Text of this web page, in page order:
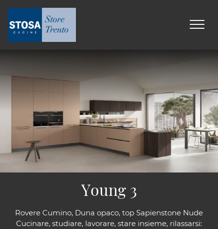
Rovere Cumino, Duna opaco, top Sapienstone Nude
Cucinare, studiare, lavorare, stare insieme, rilassarsi:
Young 3